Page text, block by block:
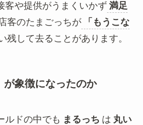
客や提供がうまくいかず 満足
客のたまごっちが
「もうこな
残して去ることがあります。
が象徴になったのか
ルドの中でも まるっち は 丸い